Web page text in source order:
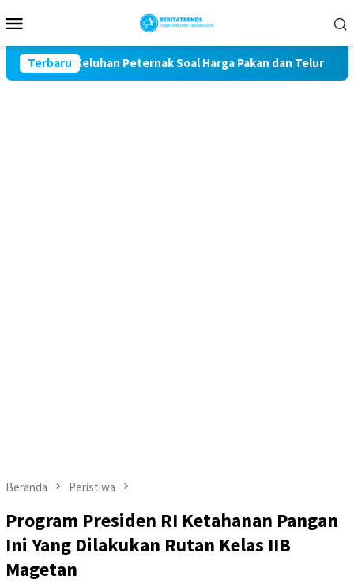
ke
Mobile
Terbaru
Keluhan Peternak Soal Harga Pakan dan Telur
Beranda Peristiwa
Program Presiden RI Ketahanan Pangan
Ini Yang Dilakukan Rutan Kelas IIB
Magetan